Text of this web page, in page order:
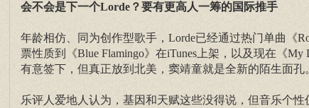
会不会是下一个Lorde？要有更高人一筹的国际推手
年龄相仿、同为创作型歌手，Lorde已经通过热门单曲《
票性质到《Blue Flamingo》在iTunes上架，以及现在《
有意签下，但真正放到北美，窦靖童就是全新的陌生面孔
乐评人爱地人认为，基因和天赋这些没得说，但音乐个